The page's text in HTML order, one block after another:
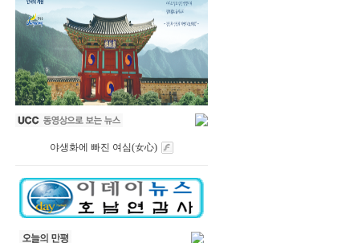
야생화에 빠진 여심(女心)